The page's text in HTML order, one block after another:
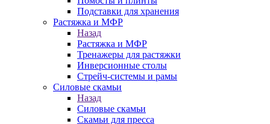
Подставки для хранения
Растяжка и МФР
Назад
Растяжка и МФР
Тренажеры для растяжки
Инверсионные столы
Стрейч-системы и рамы
Силовые скамьи
Назад
Силовые скамьи
Скамьи для пресса